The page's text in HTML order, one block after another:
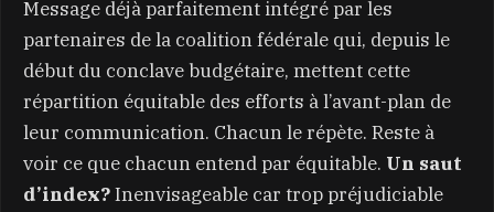
Message déjà parfaitement intégré par les
partenaires de la coalition fédérale qui, depuis le
début du conclave budgétaire, mettent cette
répartition équitable des efforts à l’avant-plan de
leur communication. Chacun le répète. Reste à
voir ce que chacun entend par équitable. Un saut
d’index?Inenvisageable car trop préjudiciable